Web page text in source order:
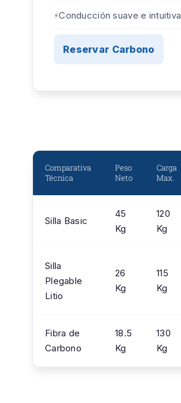
Conducción suave e intuitiva
Reservar Carbono
Comparativa
Técnica
Peso
Neto
Carga
Max.
Silla Basic
45
Kg
120
Kg
Silla
Plegable
Litio
26
Kg
115
Kg
Fibra de
Carbono
18.5
Kg
130
Kg